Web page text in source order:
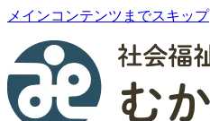
メインコンテンツまでスキップ